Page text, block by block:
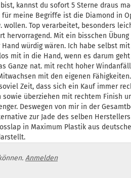
kannst du sofort 5 Sterne draus
meine Begriffe ist die Diamond in
Top verarbeitet, besonders
Mit ein bisschen
würdig wären. Ich habe selbst
mit in die Hand, wenn es darum
Ganze nat. mit recht hoher
mit den eigenen
Zeit, dass sich ein Kauf immer
überziehen mit rechtem Finish
Deswegen von mir in der
zur Jade des selben
in Maximum Plastik aus
Anmelden